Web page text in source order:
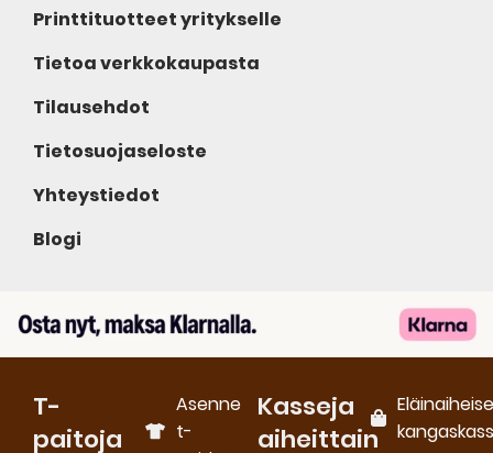
Printtituotteet yritykselle
Tietoa verkkokaupasta
Tilausehdot
Tietosuojaseloste
Yhteystiedot
Blogi
T-
paitoja
Asenne
t-
Kasseja
aiheittain